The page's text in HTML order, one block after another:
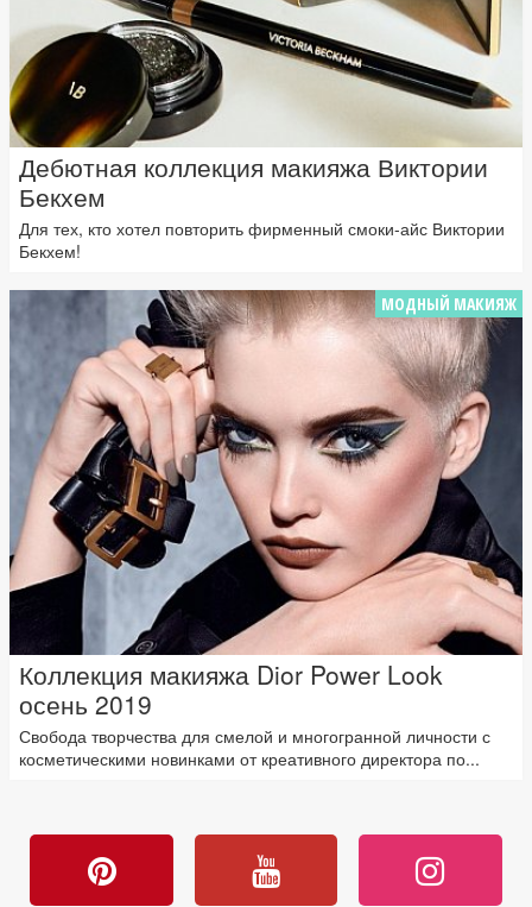
Дебютная коллекция макияжа Виктории
Бекхем
Для тех, кто хотел повторить фирменный смоки-айс Виктории
Бекхем!
МОДНЫЙ МАКИЯЖ
Коллекция макияжа Dior Power Look
осень 2019
Свобода творчества для смелой и многогранной личности с
косметическими новинками от креативного директора по...